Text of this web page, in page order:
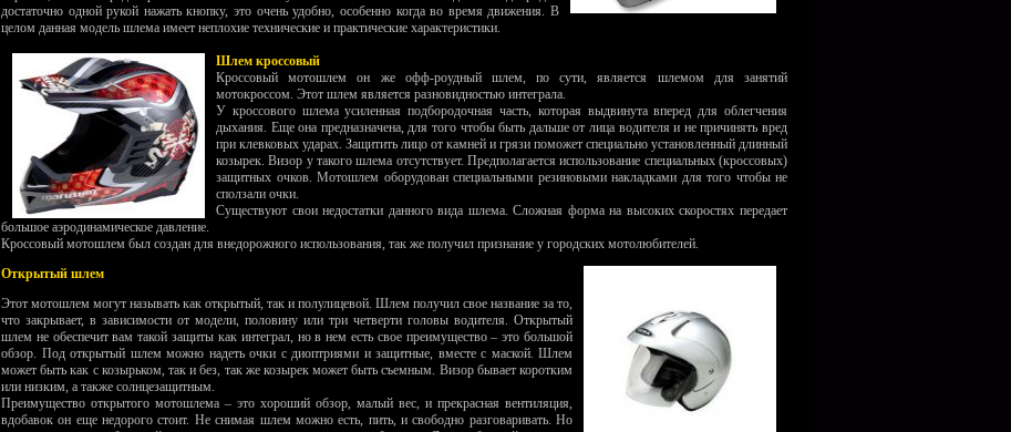
достаточно одной рукой нажать кнопку, это очень удобно, особенно когда во время движения. В
целом данная модель шлема имеет неплохие технические и практические характеристики.
Шлем кроссовый
Кроссовый мотошлем он же офф-роудный шлем, по сути, является шлемом для занятий
мотокроссом. Этот шлем является разновидностью интеграла.
У кроссового шлема усиленная подбородочная часть, которая выдвинута вперед для облегчения
дыхания. Еще она предназначена, для того чтобы быть дальше от лица водителя и не причинять вред
при клевковых ударах. Защитить лицо от камней и грязи поможет специально установленный длинный
козырек. Визор у такого шлема отсутствует. Предполагается использование специальных (кроссовых)
защитных очков. Мотошлем оборудован специальными резиновыми накладками для того чтобы не
сползали очки.
Существуют свои недостатки данного вида шлема. Сложная форма на высоких скоростях передает
большое аэродинамическое давление.
Кроссовый мотошлем был создан для внедорожного использования, так же получил признание у городских мотолюбителей.
Открытый шлем
Этот мотошлем могут называть как открытый, так и полулицевой. Шлем получил свое название за то,
что закрывает, в зависимости от модели, половину или три четверти головы водителя. Открытый
шлем не обеспечит вам такой защиты как интеграл, но в нем есть свое преимущество – это большой
обзор. Под открытый шлем можно надеть очки с диоптриями и защитные, вместе с маской. Шлем
может быть как с козырьком, так и без, так же козырек может быть съемным. Визор бывает коротким
или низким, а также солнцезащитным.
Преимущество открытого мотошлема – это хороший обзор, малый вес, и прекрасная вентиляция,
вдобавок он еще недорого стоит. Не снимая шлем можно есть, пить, и свободно разговаривать. Но